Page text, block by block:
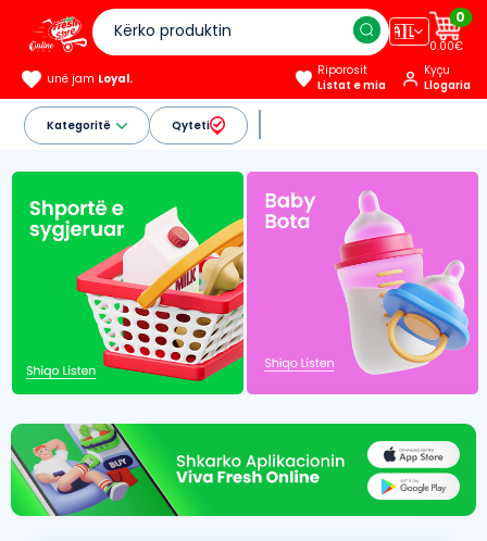
🇦🇱
0
0.00€
unë jam Loyal.
Riporosit
Listat e mia
Kyçu
Llogaria
Kategoritë Qyteti